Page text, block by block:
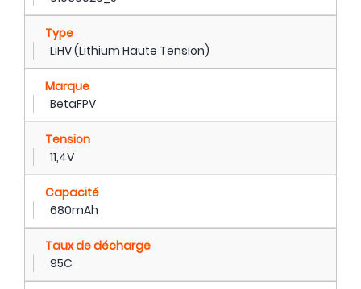
Type
LiHV (Lithium Haute Tension)
Marque
BetaFPV
Tension
11,4V
Capacité
680mAh
Taux de décharge
95C